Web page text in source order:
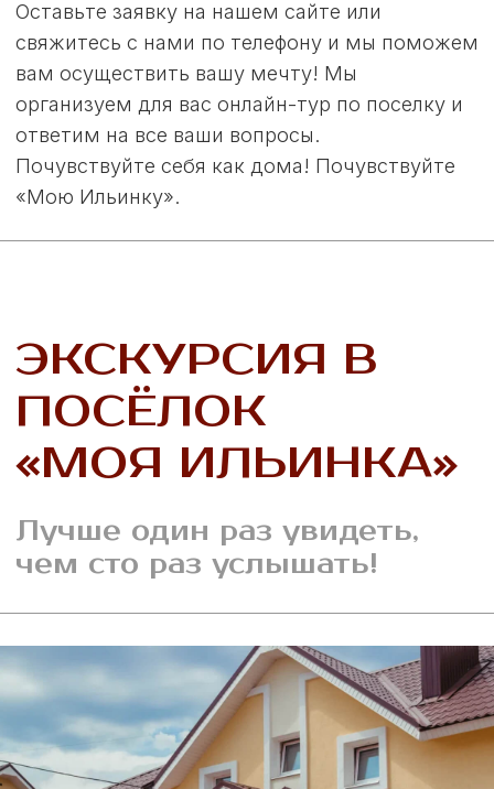
Поместье Подробнее
НАШИ